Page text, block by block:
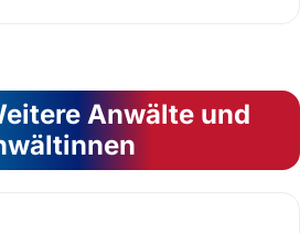
Anwälte und